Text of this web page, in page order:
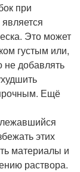
при
Это может
густым или,
добавлять
Ещё
этих
материалы и
раствора.